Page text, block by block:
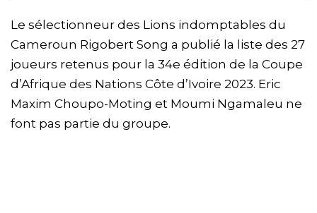
Le sélectionneur des Lions indomptables du
Cameroun Rigobert Song a publié la liste des 27
joueurs retenus pour la 34e édition de la Coupe
d’Afrique des Nations Côte d’Ivoire 2023. Eric
Maxim Choupo-Moting et Moumi Ngamaleu ne
font pas partie du groupe.